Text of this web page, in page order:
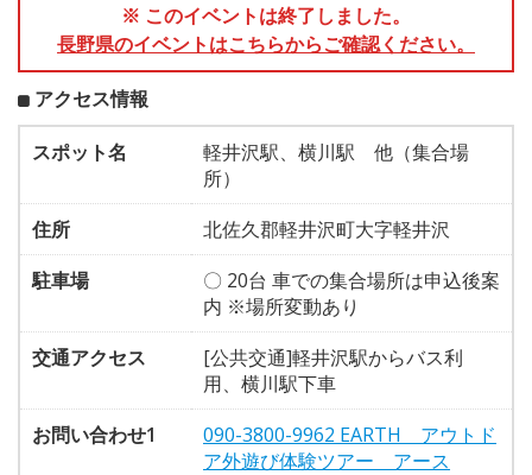
※ このイベントは終了しました。
長野県のイベントはこちらからご確認ください。
アクセス情報
スポット名
軽井沢駅、横川駅 他（集合場
所）
住所
北佐久郡軽井沢町大字軽井沢
駐車場
〇 20台 車での集合場所は申込後案
内 ※場所変動あり
交通アクセス
[公共交通]軽井沢駅からバス利
用、横川駅下車
お問い合わせ1
090-3800-9962 EARTH アウトド
ア外遊び体験ツアー アース